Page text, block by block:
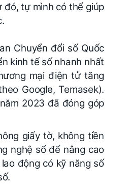
đó, tự mình có thể giúp
Chuyển đổi số Quốc
kinh tế số nhanh nhất
mại điện tử tăng
Google, Temasek).
2023 đã đóng góp
giấy tờ, không tiền
nghệ số để nâng cao
động có kỹ năng số